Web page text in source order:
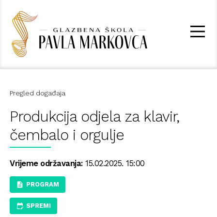
Pregled događaja
Produkcija odjela za klavir,
čembalo i orgulje
Vrijeme održavanja:15.02.2025. 15:00
PROGRAM
SPREMI